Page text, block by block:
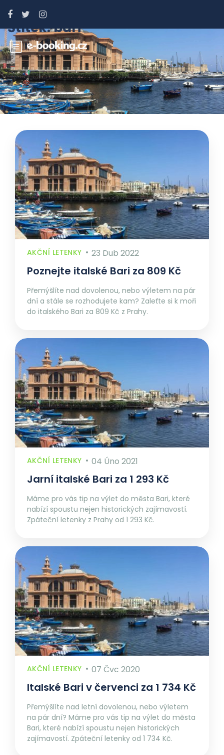
Štítek:bari
AKČNÍ LETENKY 23 Dub 2022
Poznejte italské Bari za 809 Kč
Přemýšlíte nad dovolenou, nebo výletem na pár
dní a stále se rozhodujete kam? Zaleťte si k moři
do italského Bari za 809 Kč z Prahy.
AKČNÍ LETENKY 04 Úno 2021
Jarní italské Bari za 1 293 Kč
Máme pro vás tip na výlet do města Bari, které
nabízí spoustu nejen historických zajímavostí.
Zpáteční letenky z Prahy od 1 293 Kč.
AKČNÍ LETENKY 07 Čvc 2020
Italské Bari v červenci za 1 734 Kč
Přemýšlíte nad letní dovolenou, nebo výletem
na pár dní? Máme pro vás tip na výlet do města
Bari, které nabízí spoustu nejen historických
zajímavostí. Zpáteční letenky od 1 734 Kč.